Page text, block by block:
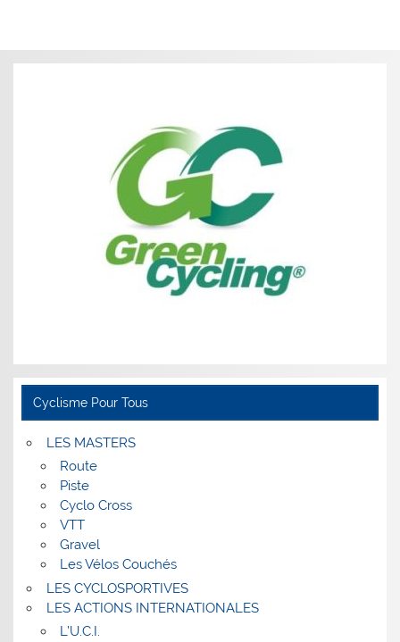
Cyclisme Pour Tous
LES MASTERS
Route
Piste
Cyclo Cross
VTT
Gravel
Les Vélos Couchés
LES CYCLOSPORTIVES
LES ACTIONS INTERNATIONALES
L’U.C.I.